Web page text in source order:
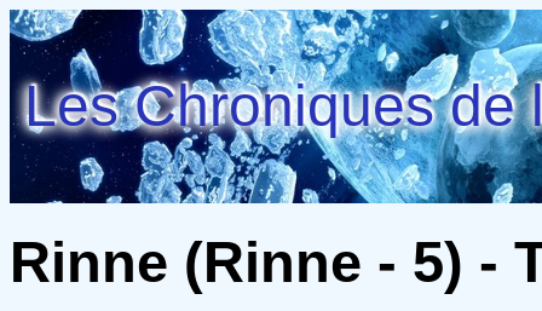
Les Chroniques de
Rinne (Rinne - 5) -